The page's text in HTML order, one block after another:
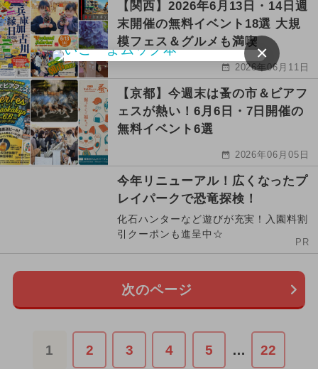
【関西】2026年6月13日・14日週
末開催の無料イベント18選 大規
模フェス＆グルメも満喫
2026年06月11日
【京都】今週末は蚤の市＆ビアフ
ェスが熱い！6月6日・7日開催の
無料イベント6選
2026年06月05日
今年リニューアル！広くなったプ
レイパークで恐竜探検！
化石ハンターなど遊びが充実！入園料割
引クーポンも進呈中☆
PR
次のページ
1 2 3 4 5 … 22
×